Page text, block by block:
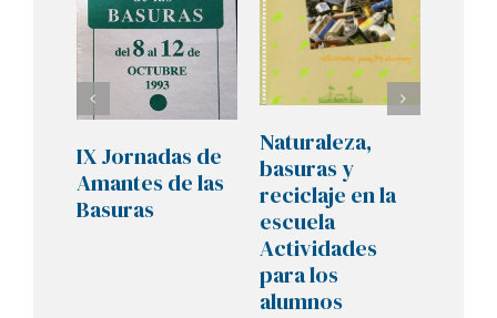
IX Jornadas de
Amantes de las
Basuras
Naturaleza,
basuras y
reciclaje en la
escuela
Actividades
para los
alumnos